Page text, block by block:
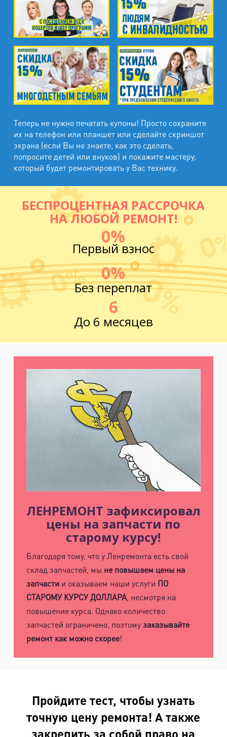
Теперь не нужно печатать купоны! Просто сохраните
их на телефон или планшет или сделайте скриншот
экрана (если Вы не знаете, как это сделать,
попросите детей или внуков) и покажите мастеру,
который будет ремонтировать у Вас технику.
БЕСПРОЦЕНТНАЯ РАССРОЧКА
НА ЛЮБОЙ РЕМОНТ!
0%
Первый взнос
0%
Без переплат
6
До 6 месяцев
ЛЕНРЕМОНТ зафиксировал
цены на запчасти по
старому курсу!
Благодаря тому, что у Ленремонта есть свой
склад запчастей, мы не повышаем цены на
запчастии оказываем наши услуги ПО
СТАРОМУ КУРСУ ДОЛЛАРА, несмотря на
повышение курса. Однако количество
запчастей ограничено, поэтомузаказывайте
ремонт как можно скорее!
Пройдите тест, чтобы узнать
точную цену ремонта! А также